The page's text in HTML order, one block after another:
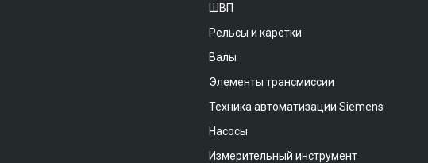
ШВП
Рельсы и каретки
Валы
Элементы трансмиссии
Техника автоматизации Siemens
Насосы
Измерительный инструмент